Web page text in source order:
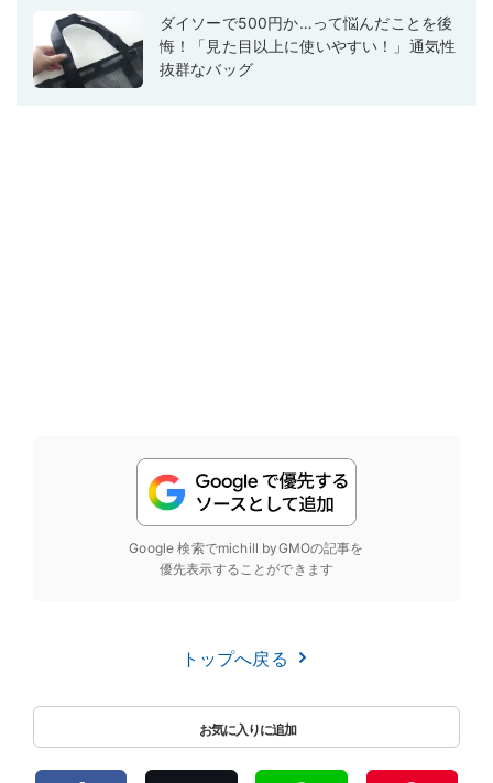
ダイソーで500円か…って悩んだことを後
悔！「見た目以上に使いやすい！」通気性
抜群なバッグ
Google 検索でmichill byGMOの記事を
優先表示することができます
トップへ戻る